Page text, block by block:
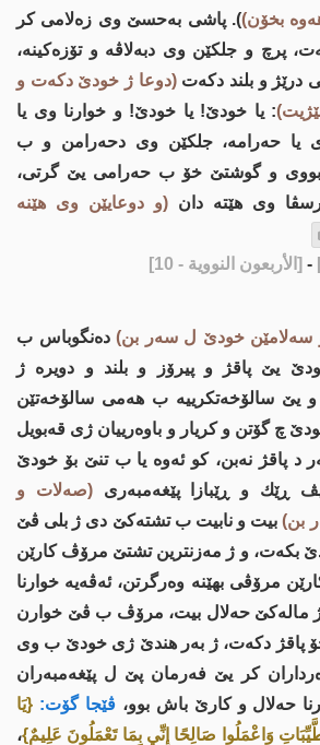
بخۆن)). پاشی بەحسێ وى زه‌لامى کر
پرچ و جلکێن وی دبەلاڤه‌ و تۆزه‌كينە،
درێژ و بلند دکەت(دوعا ژ خودێ دكه‌ت و
: یا خودێ! یا خودێ! و خوارنا وی یا
یا حەرامە، جلکێن وی دحەرامن و ب
و گوشتێ خۆ ب حه‌رامی یێ گرتی،
وی هێته‌ دان (و دوعایێن وی هێنه‌
- [الأربعون النووية - 10]
سه‌لامێن خودێ ل سه‌ر بن)ده‌نگوباس ب
یێ پاقژ و پیرۆز و بلند و دویره‌ ژ
یێ سالۆخه‌تكرییه‌ ب هه‌می سالۆخه‌تێن
چ گۆتن و كریار و باوه‌رییان ژی قه‌بویل
د پاقژ نه‌بن، كو ئه‌وه‌ یا ب تنێ بۆ خودێ
ڕێك و ڕێبازا پێغه‌مبه‌ری(صه‌لات و
بن)بیت و نابیت ب تشته‌كێ دی ژ بلی ڤێ
بكه‌ت، و ژ مه‌زنترین تشتێ مرۆڤ كارێن
مرۆڤی بهێنه‌ وه‌رگرتن، ئه‌ڤه‌یه‌ خوارنا
ژ ماله‌كێ حه‌لال بیت، مرۆڤ ب ڤێ خوارن
پاقژ دكه‌ت، ژ به‌ر هندێ ژی خودێ ب وی
كر یێ فه‌رمان پێ ل پێغه‌مبه‌ران
حه‌لال و كارێ باش بوو، ڤێجا گۆت: {يَا
وَاعْمَلُوا صَالِحًا إِنِّي بِمَا تَعْمَلُونَ عَلِيمٌ}،